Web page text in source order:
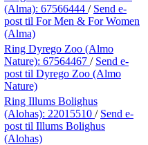
(Alma): 67566444 / Send e-
post til For Men & For Women
(Alma)
Ring Dyrego Zoo (Almo
Nature): 67564467 / Send e-
post til Dyrego Zoo (Almo
Nature)
Ring Illums Bolighus
(Alohas): 22015510 / Send e-
post til Illums Bolighus
(Alohas)